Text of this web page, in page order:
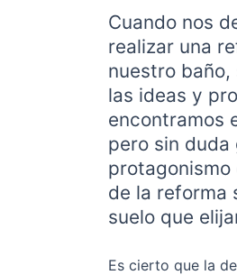
Cuando nos
realizar una
nuestro baño,
las ideas y
encontramos
pero sin
de la reforma
suelo que
Es cierto que la